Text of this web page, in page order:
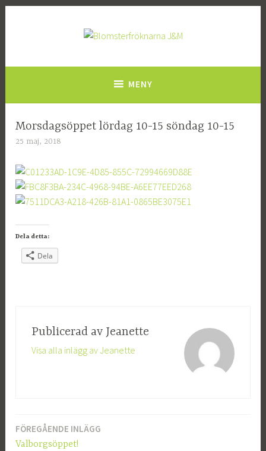
Hoppa
MENY
NYHETER
Morsdagsöppet lördag 10-15 söndag 10-15
25 maj, 2018
a
n
e
Dela detta:
Dela
Publicerad av Jeanette
Visa alla inlägg av Jeanette
Inläggsnavigering
FÖREGÅENDE INLÄGG
Valborgsöppet!